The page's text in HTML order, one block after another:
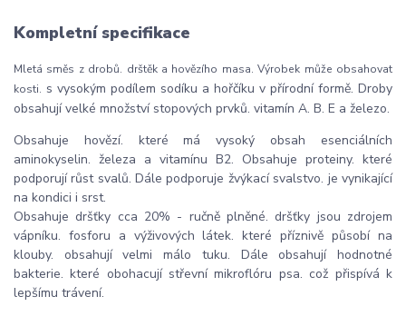
Kompletní specifikace
Mletá směs z drobů. drštěk a hovězího masa. Výrobek může obsahovat
kosti. s vysokým podílem sodíku a hořčíku v přírodní formě. Droby
obsahují velké množství stopových prvků. vitamín A. B. E a železo.
Obsahuje hovězí. které má vysoký obsah esenciálních
aminokyselin. železa a vitamínu B2. Obsahuje proteiny. které
podporují růst svalů. Dále podporuje žvýkací svalstvo. je vynikající
na kondici i srst.
Obsahuje dršťky cca 20% - ručně plněné. dršťky jsou zdrojem
vápníku. fosforu a výživových látek. které příznivě působí na
klouby. obsahují velmi málo tuku. Dále obsahují hodnotné
bakterie. které obohacují střevní mikroflóru psa. což přispívá k
lepšímu trávení.